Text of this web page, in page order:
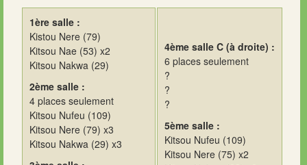
1ère salle :
Kistou Nere (79)
Kitsou Nae (53) x2
Kitsou Nakwa (29)
2ème salle :
4 places seulement
Kitsou Nufeu (109)
Kitsou Nere (79) x3
Kitsou Nakwa (29) x3
4ème salle C (à droite) :
6 places seulement
?
?
?
5ème salle :
Kitsou Nufeu (109)
Kitsou Nere (75) x2